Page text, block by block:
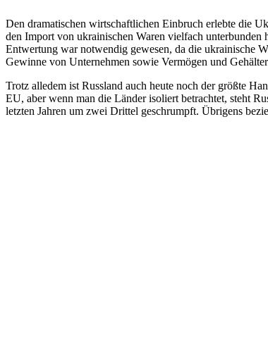
Den dra­ma­ti­schen wirt­schaft­li­chen Ein­bruch erlebte die
den Import von ukrai­ni­schen Waren viel­fach
Ent­wer­tung war not­wen­dig gewesen, da die ukrai­ni­sche
Gewinne von Unter­neh­men sowie Ver­mö­gen und
Trotz alledem ist Russ­land auch heute noch der größte
EU, aber wenn man die Länder iso­liert betrach­tet, steht
letzten Jahren um zwei Drittel geschrumpft. Übri­gens